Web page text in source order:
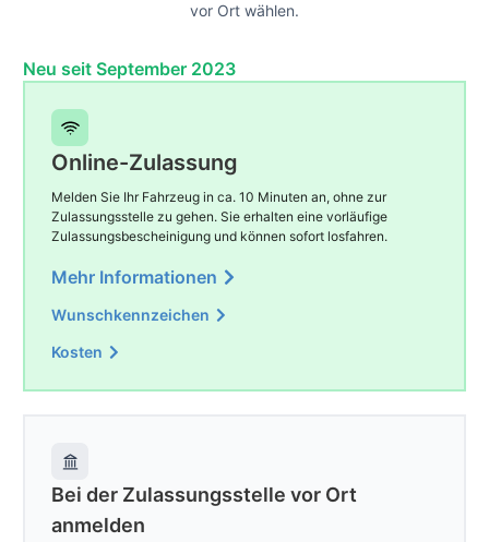
vor Ort wählen.
Neu seit September 2023
Online-Zulassung
Melden Sie Ihr Fahrzeug in ca. 10 Minuten an, ohne zur
Zulassungsstelle zu gehen. Sie erhalten eine vorläufige
Zulassungsbescheinigung und können sofort losfahren.
Mehr Informationen
Wunschkennzeichen
Kosten
Bei der Zulassungsstelle vor Ort
anmelden